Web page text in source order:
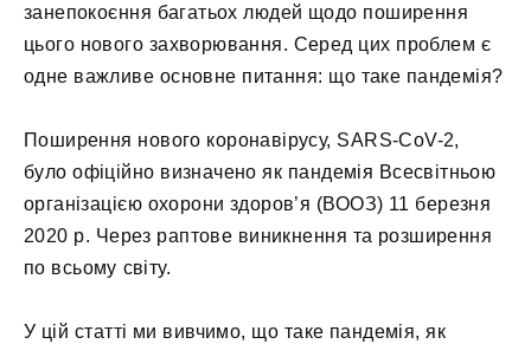
занепокоєння багатьох людей щодо поширення
цього нового захворювання. Серед цих проблем є
одне важливе основне питання: що таке пандемія?
Поширення нового коронавірусу, SARS-CoV-2,
було офіційно визначено як пандемія Всесвітньою
організацією охорони здоров’я (ВООЗ) 11 березня
2020 р. Через раптове виникнення та розширення
по всьому світу.
У цій статті ми вивчимо, що таке пандемія, як